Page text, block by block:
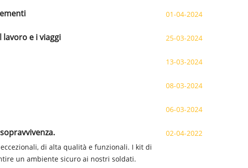
01-04-2024
e i viaggi 25-03-2024
13-03-2024
08-03-2024
06-03-2024
di alta qualità e funzionali. I kit di
un ambiente sicuro ai nostri soldati.
02-04-2022